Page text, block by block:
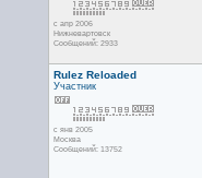
с апр 2006
Нижневартовск
Сообщений: 2933
Rulez Reloaded
Участник
с янв 2005
Москва
Сообщений: 13752